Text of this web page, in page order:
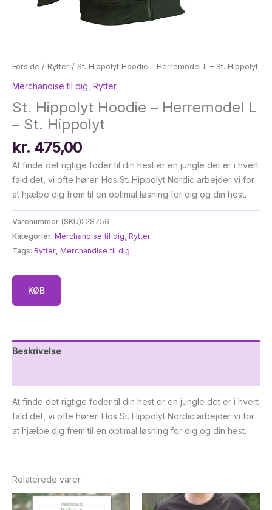
Forside / Rytter / St. Hippolyt Hoodie – Herremodel L – St. Hippolyt
Merchandise til dig Rytter
St. Hippolyt Hoodie – Herremodel L
– St. Hippolyt
kr. 475,00
At finde det rigtige foder til din hest er en jungle det er i hvert
fald det, vi ofte hører. Hos St. Hippolyt Nordic arbejder vi for
at hjælpe dig frem til en optimal løsning for dig og din hest.
Varenummer (SKU): 28756
Kategorier: Merchandise til dig Rytter
Tags: Rytter Merchandise til dig
KØB
Beskrivelse
At finde det rigtige foder til din hest er en jungle det er i hvert
fald det, vi ofte hører. Hos St. Hippolyt Nordic arbejder vi for
at hjælpe dig frem til en optimal løsning for dig og din hest.
Relaterede varer